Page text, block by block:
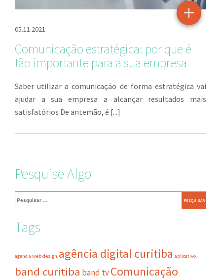
05.11.2021
Comunicação estratégica: por que é
tão importante para a sua empresa
Saber utilizar a comunicação de forma estratégica vai
ajudar a sua empresa a alcançar resultados mais
satisfatórios De antemão, é [...]
Pesquise Algo
por:
Tags
agencia web design agência digital curitiba aplicativo
band curitiba band tvComunicação